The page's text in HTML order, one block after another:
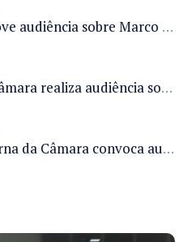
Câmara promove audiência sobre Marco de Fomento à Economia Digital e impactos da inteligência artificial
Comissão da Câmara realiza audiência sobre apostas online para medir o tamanho do mercado ilegal
Comissão externa da Câmara convoca audiência pública sobre chuvas na Zona da Mata de Minas Gerais e impactos em Juiz de Fora